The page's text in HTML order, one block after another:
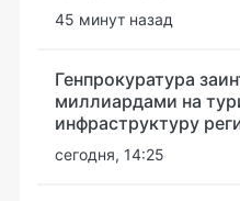
45 минут назад
Генпрокуратура
миллиардами на
инфраструктуру
сегодня, 14:25